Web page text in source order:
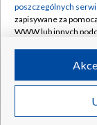
©2026
poszczególnych
zapisywane za
WWW lub innych
ruchu w Internecie.
Twoje dane osobowe
poszczególnych